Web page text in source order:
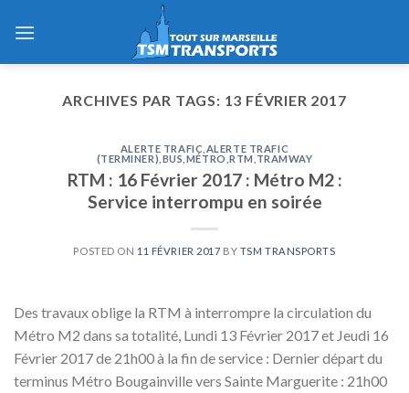
ARCHIVES PAR TAGS: 13 FÉVRIER 2017
ALERTE TRAFIC ALERTE TRAFIC
(TERMINER) BUS MÉTRO ,RTM TRAMWAY
RTM : 16 Février 2017 : Métro M2 :
Service interrompu en soirée
POSTED ON 11 FÉVRIER 2017 BY TSM TRANSPORTS
Des travaux oblige la RTM à interrompre la circulation du
Métro M2 dans sa totalité, Lundi 13 Février 2017 et Jeudi 16
Février 2017 de 21h00 à la fin de service : Dernier départ du
terminus Métro Bougainville vers Sainte Marguerite : 21h00